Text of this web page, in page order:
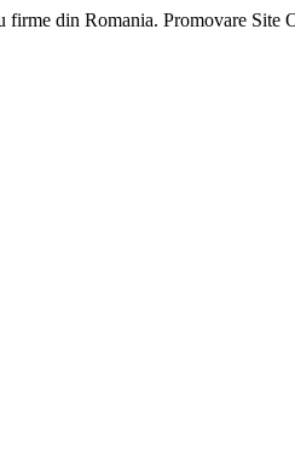
din Romania. Promovare Site